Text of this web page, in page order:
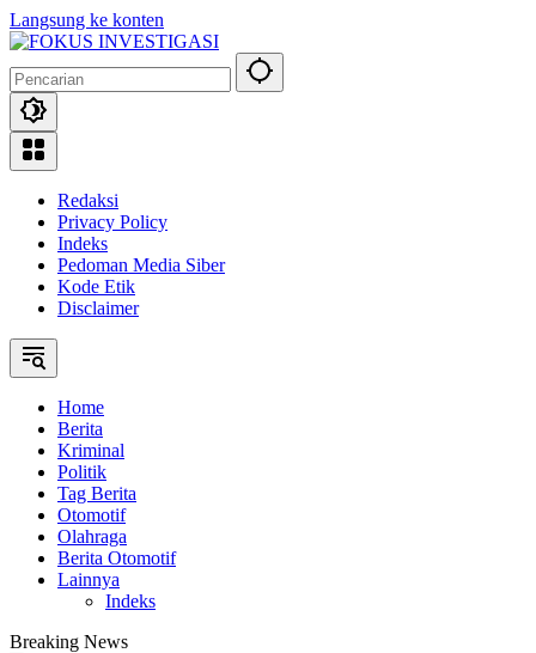
Langsung ke konten
Redaksi
Privacy Policy
Indeks
Pedoman Media Siber
Kode Etik
Disclaimer
Home
Berita
Kriminal
Politik
Tag Berita
Otomotif
Olahraga
Berita Otomotif
Lainnya
Indeks
Breaking News